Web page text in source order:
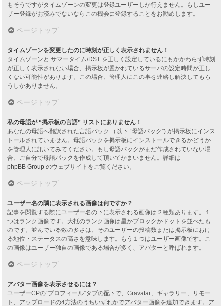
もそうですがタイムゾーンの変更は登録ユーザーしか行えません。もしユー
ザー登録がお済みでないならこの機会に登録することをお勧めします。
ページトップ
タイムゾーンを変更したのに時刻が正しく表示されません！
タイムゾーンと サマータイム/DST を正しく設定しているにもかかわらず時刻
が正しく表示されない場合、掲示板が置かれているサーバの設定時間が正し
くない可能性があります。この場合、管理人にこの事を連絡し解決してもら
うしかありません。
ページトップ
私の母語が “掲示板の言語” リストにありません！
あなたの母語へ翻訳された言語パック （以下 “母語パック”) が掲示板にインス
トールされていません。母語パックを掲示板にインストールできるかどうか
を管理人に訊いてみてください。もし母語パックがまだ作成されていない場
合、ご自分で母語パックを作成して頂いてかまいません。詳細は
phpBB Group のウェブサイトをご覧ください。
ページトップ
ユーザー名の隣に表示される画像は何ですか？
記事を閲覧する際にユーザー名の下に表示される画像は２種類あります。１
つはランク画像です。大抵のランク画像は星かブロックかドットを並べたも
のです。並んでいる数の多さは、そのユーザーの投稿数または掲示板におけ
る地位・ステータスの高さを意味します。もう１つはユーザー画像です。こ
の画像はユーザー独自の画像である場合が多く、アバターと呼ばれます。
ページトップ
アバター画像を表示させるには？
ユーザーCPの“プロフィール”タブの配下で、Gravatar、ギャラリー、リモー
ト、アップロードの4方法のうちいずれかでアバター画像を追加できます。ア